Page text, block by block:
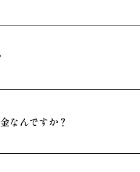
なんですか？